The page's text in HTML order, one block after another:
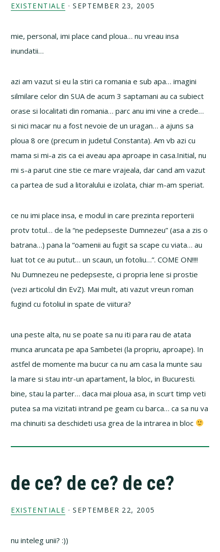
EXISTENTIALE · SEPTEMBER 23, 2005
mie, personal, imi place cand ploua… nu vreau insa
inundatii…
azi am vazut si eu la stiri ca romania e sub apa… imagini
silmilare celor din SUA de acum 3 saptamani au ca subiect
orase si localitati din romania… parc anu imi vine a crede…
si nici macar nu a fost nevoie de un uragan… a ajuns sa
ploua 8 ore (precum in judetul Constanta). Am vb azi cu
mama si mi-a zis ca ei aveau apa aproape in casa.Initial, nu
mi s-a parut cine stie ce mare vrajeala, dar cand am vazut
ca partea de sud a litoralului e izolata, chiar m-am speriat.
ce nu imi place insa, e modul in care prezinta reporterii
protv totul… de la “ne pedepseste Dumnezeu” (asa a zis o
batrana…) pana la “oamenii au fugit sa scape cu viata… au
luat tot ce au putut… un scaun, un fotoliu…”. COME ON!!!!
Nu Dumnezeu ne pedepseste, ci propria lene si prostie
(vezi articolul din EvZ). Mai mult, ati vazut vreun roman
fugind cu fotoliul in spate de viitura?
una peste alta, nu se poate sa nu iti para rau de atata
munca aruncata pe apa Sambetei (la propriu, aproape). In
astfel de momente ma bucur ca nu am casa la munte sau
la mare si stau intr-un apartament, la bloc, in Bucuresti.
bine, stau la parter… daca mai ploua asa, in scurt timp veti
putea sa ma vizitati intrand pe geam cu barca… ca sa nu va
ma chinuiti sa deschideti usa grea de la intrarea in bloc
de ce? de ce? de ce?
EXISTENTIALE · SEPTEMBER 22, 2005
nu inteleg unii? :))